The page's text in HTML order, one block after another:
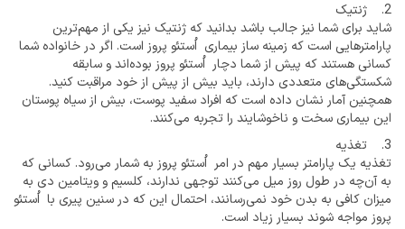
2. ژنتیک
شاید برای شما نیز جالب باشد بدانید که ژنتیک نیز یکی از مهم‌ترین
پارامترهایی است که زمینه ساز بیماری اُستئو پروز است. اگر در خانواده شما
کسانی هستند که پیش از شما دچار اُستئو پروز بوده‌اند و سابقه
شکستگی‌های متعددی دارند، باید بیش از پیش از خود مراقبت کنید.
همچنین آمار نشان داده است که افراد سفید پوست، بیش از سیاه پوستان
این بیماری سخت و ناخوشایند را تجربه می‌کنند.
3. تغذیه
تغذیه یک پارامتر بسیار مهم در امر اُستئو پروز به شمار می‌رود. کسانی که
به آن‌چه در طول روز میل می‌کنند توجهی ندارند، کلسیم و ویتامین دی به
میزان کافی به بدن خود نمی‌رسانند، احتمال این که در سنین پیری با اُستئو
پروز مواجه شوند بسیار زیاد است.